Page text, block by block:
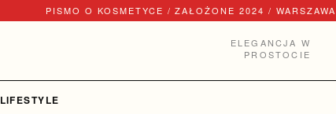
PISMO O KOSMETYCE / ZAŁOŻONE 2024 / WARSZAWA
ELEGANCJA W
PROSTOCIE
LIFESTYLE